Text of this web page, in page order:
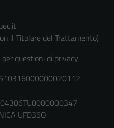
il Titolare del Trattamento)
questioni di privacy
UFD35O